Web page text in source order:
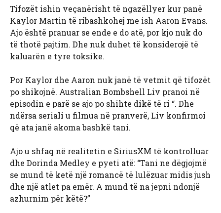
Tifozët ishin veçanërisht të ngazëllyer kur panë
Kaylor Martin të ribashkohej me ish Aaron Evans.
Ajo është pranuar se ende e do atë, por kjo nuk do
të thotë pajtim. Dhe nuk duhet të konsiderojë të
kaluarën e tyre toksike.
Por Kaylor dhe Aaron nuk janë të vetmit që tifozët
po shikojnë. Australian Bombshell Liv pranoi në
episodin e parë se ajo po shihte dikë të ri “. Dhe
ndërsa seriali u filmua në pranverë, Liv konfirmoi
që ata janë akoma bashkë tani.
Ajo u shfaq në realitetin e SiriusXM të kontrolluar
dhe Dorinda Medley e pyeti atë: “Tani ne dëgjojmë
se mund të ketë një romancë të lulëzuar midis jush
dhe një atlet pa emër. A mund të na jepni ndonjë
azhurnim për këtë?”